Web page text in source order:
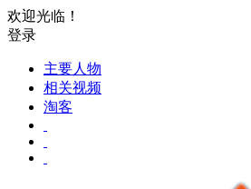
欢迎光临！
登录
主要人物
相关视频
淘客